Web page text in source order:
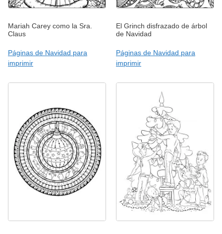
Mariah Carey como la Sra.
Claus
Páginas de Navidad para
imprimir
El Grinch disfrazado de árbol
de Navidad
Páginas de Navidad para
imprimir